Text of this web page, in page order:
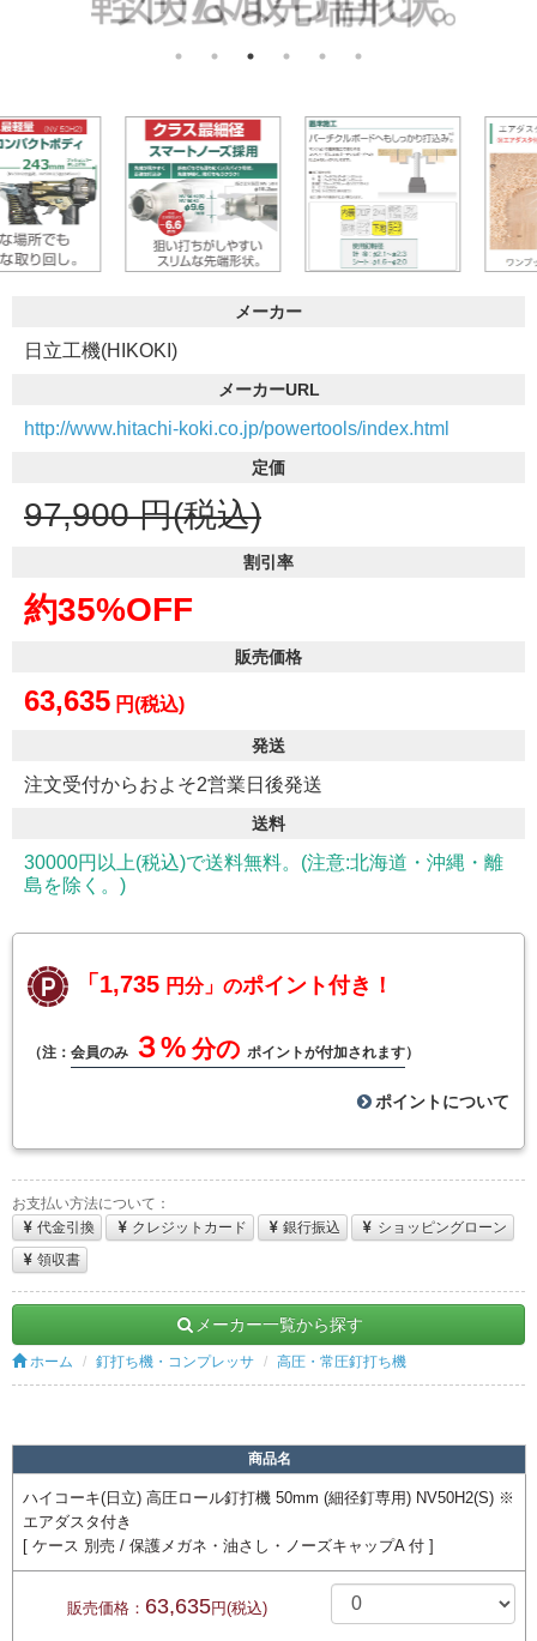
メーカー
日立工機(HIKOKI)
メーカーURL
http://www.hitachi-koki.co.jp/powertools/index.html
定価
97,900 円(税込)
割引率
約35%OFF
販売価格
63,635 円(税込)
発送
注文受付からおよそ2営業日後発送
送料
30000円以上(税込)で送料無料。(注意:北海道・沖縄・離
島を除く。)
「1,735 円分」のポイント付き！
（注： 会員のみ ３% 分の ポイントが付加されます）
ポイントについて
お支払い方法について：
代金引換
クレジットカード 銀行振込
ショッピングローン
領収書
メーカー一覧から探す
ホーム 釘打ち機・コンプレッサ 高圧・常圧釘打ち機
商品名
ハイコーキ(日立) 高圧ロール釘打機 50mm (細径釘専用) NV50H2(S) ※
エアダスタ付き
[ ケース 別売 / 保護メガネ・油さし・ノーズキャップA 付 ]
販売価格： 63,635円(税込)